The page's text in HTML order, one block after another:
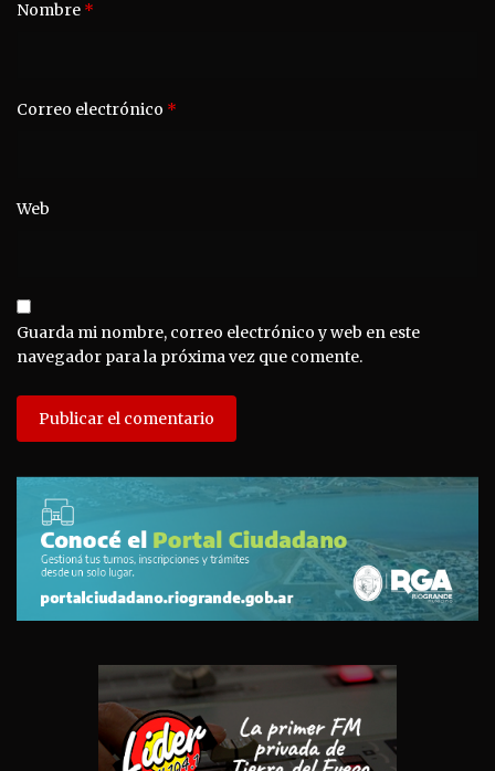
Nombre *
Correo electrónico *
Web
Guarda mi nombre, correo electrónico y web en este
navegador para la próxima vez que comente.